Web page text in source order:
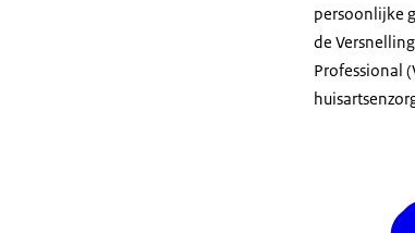
persoonlijke
de
Professional